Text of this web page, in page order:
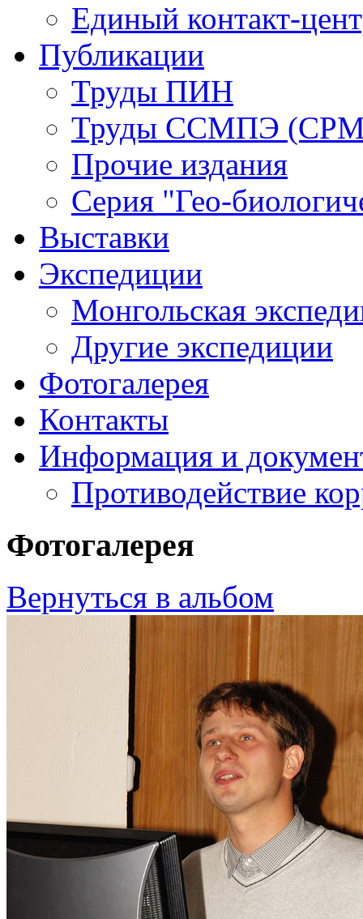
Единый контакт-
Публикации
Труды ПИН
Труды ССМПЭ
Прочие издания
Серия "Гео-
Выставки
Экспедиции
Монгольская
Другие экспедиции
Фотогалерея
Контакты
Информация и
Противодействие
Фотогалерея
Вернуться в альбом